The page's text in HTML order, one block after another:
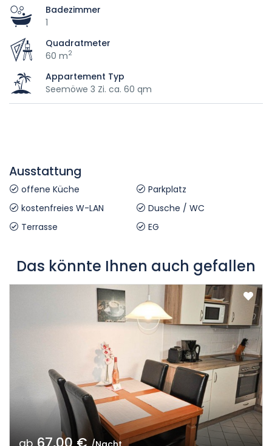
Badezimmer
1
Quadratmeter
60 m2
Appartement Typ
Seemöwe 3 Zi. ca. 60 qm
Ausstattung
offene Küche
Parkplatz
kostenfreies W-LAN
Dusche / WC
Terrasse
EG
Das könnte Ihnen auch gefallen